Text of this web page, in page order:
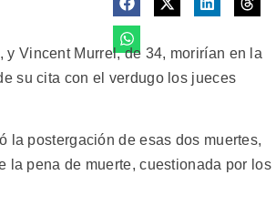
Vincent Murrel, de 34, morirían en la
su cita con el verdugo los jueces
la postergación de esas dos muertes,
la pena de muerte, cuestionada por los